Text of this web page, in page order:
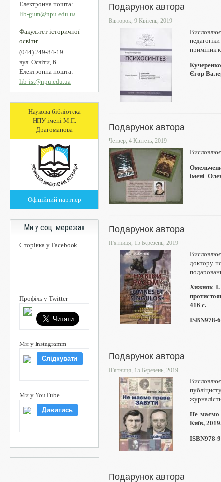
Електронна пошта:
lib-gum@npu.edu.ua
Факультет історичної
освіти:
(044) 249-84-19
вул. Освіти, 6
Електронна пошта:
lib-ist@npu.edu.ua
Наукова бібліотека
НПУ імені М.П.
Драгоманова
Офіційний партнер
Ми у соц. мережах
Сторінка у Facebook
Профіль у Twitter
Ми у Instagramm
Слідкувати
Ми у YouTube
Дивитись
Подарунок автора
Вівторок, 9 Квітень, 2019
приміник
Єгор
Подарунок автора
Четвер, 4 Квітень, 2019
імені
Подарунок автора
П'ятниця, 15 Березень, 2019
доктору
Хижняк І.
416 с.
ISBN978-
Подарунок автора
П'ятниця, 15 Березень, 2019
Не маємо
Київ,
ISBN978-
Подарунок автора